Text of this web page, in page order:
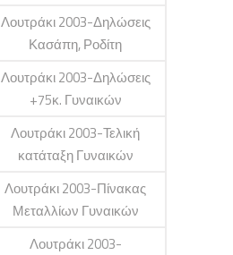
Λουτράκι 2003-Δηλώσεις
Κασάπη, Ροδίτη
Λουτράκι 2003-Δηλώσεις
+75κ. Γυναικών
Λουτράκι 2003-Τελική
κατάταξη Γυναικών
Λουτράκι 2003-Πίνακας
Μεταλλίων Γυναικών
Λουτράκι 2003-